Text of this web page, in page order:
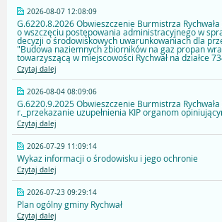
2026-08-07 12:08:09
G.6220.8.2026 Obwieszczenie Burmistrza
o wszczęciu postępowania administracyjnego w
decyzji o środowiskowych uwarunkowaniach dla
"Budowa naziemnych zbiorników na gaz propan
towarzyszącą w miejscowości Rychwał na działce
Czytaj dalej
2026-08-04 08:09:06
G.6220.9.2025 Obwieszczenie Burmistrza
r._przekazanie uzupełnienia KIP organom
Czytaj dalej
2026-07-29 11:09:14
Wykaz informacji o środowisku i jego ochronie
Czytaj dalej
2026-07-23 09:29:14
Plan ogólny gminy Rychwał
Czytaj dalej